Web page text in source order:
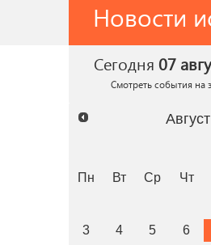
Новости
Сегодня 07
Смотреть события на
Август
Пн Вт Ср Чт
3
4 5 6